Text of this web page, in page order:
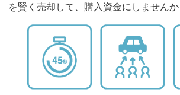
を賢く売却して、購入資金にしませんか